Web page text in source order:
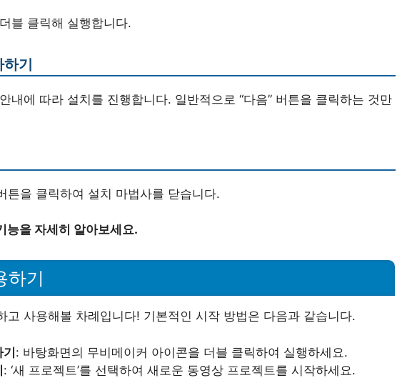
블 클릭해 실행합니다.
기
내에 따라 설치를 진행합니다. 일반적으로 “다음” 버튼을 클릭하는 것만
튼을 클릭하여 설치 마법사를 닫습니다.
능을 자세히 알아보세요.
하기
고 사용해볼 차례입니다! 기본적인 시작 방법은 다음과 같습니다.
: 바탕화면의 무비메이커 아이콘을 더블 클릭하여 실행하세요.
: ‘새 프로젝트’를 선택하여 새로운 동영상 프로젝트를 시작하세요.